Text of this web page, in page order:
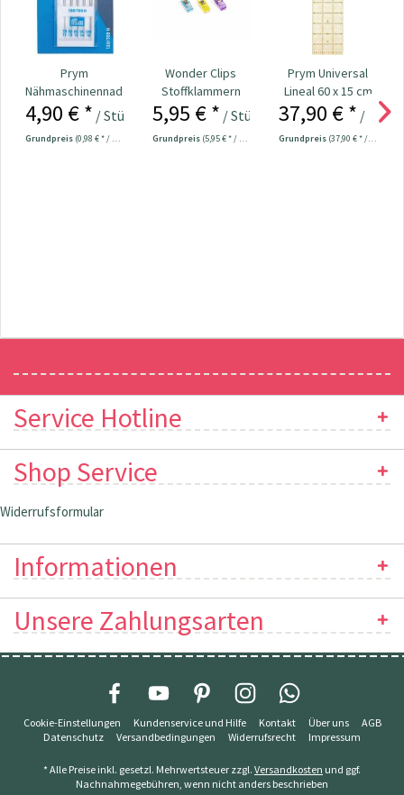
Prym
Nähmaschinennadeln
130/705
Universal...
4,90 € * / Stück
Grundpreis (0,98 € * / 1 Stück)
Wonder Clips
Stoffklammern
klein - 20 Stück
5,95 € * / Stück
Grundpreis (5,95 € * / 1 Stück)
Prym Universal
Lineal 60 x 15 cm
37,90 € * / Stück
Grundpreis (37,90 € * / 1 Stück)
Service Hotline
Shop Service
Widerrufsformular
Informationen
Unsere Zahlungsarten
Cookie-Einstellungen Kundenservice und Hilfe Kontakt Über uns
AGB
Datenschutz
Versandbedingungen Widerrufsrecht Impressum
* Alle Preise inkl. gesetzl. Mehrwertsteuer zzgl. Versandkosten und ggf.
Nachnahmegebühren, wenn nicht anders beschrieben